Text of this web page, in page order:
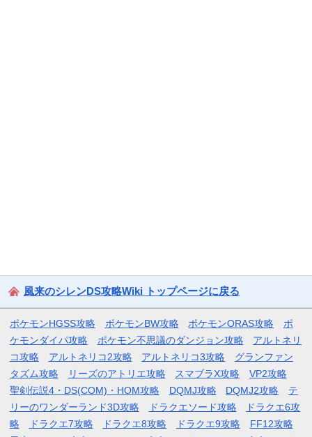
風来のシレンDS攻略Wiki トップページに戻る
ポケモンHGSS攻略 ポケモンBW攻略 ポケモンORAS攻略
ポ
ケモンダイパ攻略
ポケモン不思議のダンジョン攻略
アルトネリ
コ攻略
アルトネリコ2攻略 アルトネリコ3攻略
グランファン
タズム攻略
リーズのアトリエ攻略 スマブラX攻略
VP2攻略
聖剣伝説4・DS(COM)・HOM攻略
DQMJ攻略 DQMJ2攻略
テ
リーのワンダーランド3D攻略
ドラクエソード攻略
ドラクエ6攻
略
ドラクエ7攻略 ドラクエ8攻略 ドラクエ9攻略
FF12攻略